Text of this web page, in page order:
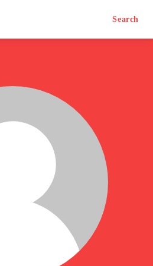
Search